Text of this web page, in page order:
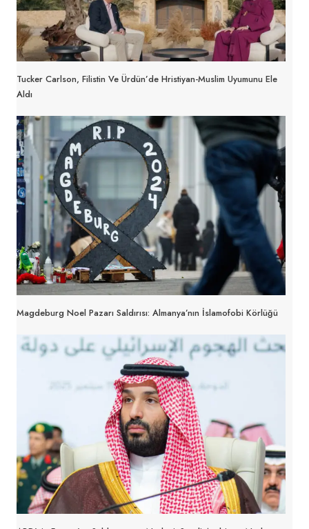
Tucker Carlson, Filistin Ve Ürdün’de Hristiyan-Muslim Uyumunu Ele
Aldı
Magdeburg Noel Pazarı Saldırısı: Almanya’nın İslamofobi Körlüğü